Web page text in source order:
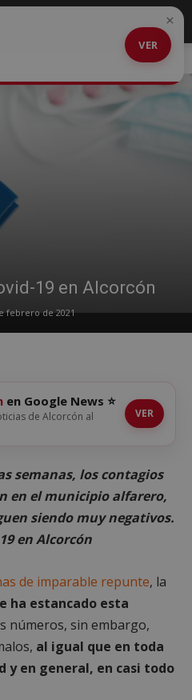
19 en Alcorcón
febrero de 2021
VER
×
en Google News ⭐
de Alcorcón al
VER
semanas, los contagios
en el municipio alfarero,
siendo muy negativos.
en Alcorcón
de imparable repunte, la
ha estancado esta
números, sin embargo,
al igual que en toda
y en general, en casi todo